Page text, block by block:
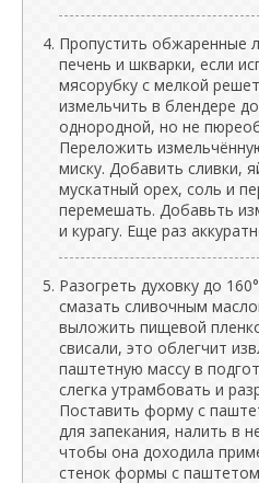
Пропустить обжаренные
печень и шкварки, если
мясорубку с мелкой
измельчить в блендере
однородной, но не
Переложить
миску. Добавить сливки,
мускатный орех, соль и
перемешать. Добавьть
и курагу. Еще раз
Разогреть духовку до
смазать сливочным
выложить пищевой
свисали, это облегчит
паштетную массу в
слегка утрамбовать и
Поставить форму с
для запекания, налить в
чтобы она доходила
стенок формы с